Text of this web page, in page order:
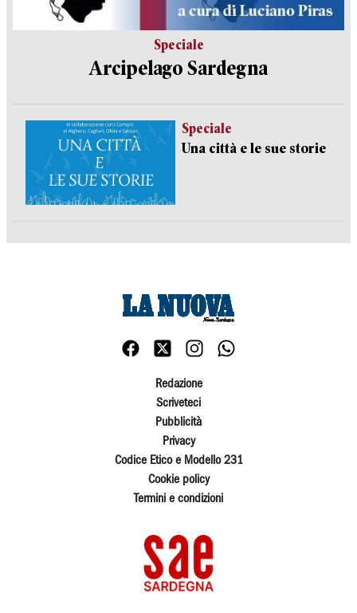
Speciale
Arcipelago Sardegna
Speciale
Una città e le sue storie
Redazione
Scriveteci
Pubblicità
Privacy
Codice Etico e Modello 231
Cookie policy
Termini e condizioni